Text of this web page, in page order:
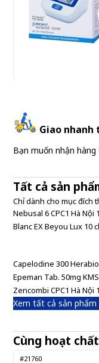
920.000 đ
920,000 đ/Cái
Giao nhanh
Bạn muốn nhận
Tất cả sản
Chỉ dành cho mục đích
Nebusal 6 CPC1 Hà Nội
Blanc EX Beyou Lux 10
Capelodine 300
Epeman Tab. 50mg
Zencombi CPC1 Hà Nội
Xem tất cả sản
Cùng hoạt chất
#21760